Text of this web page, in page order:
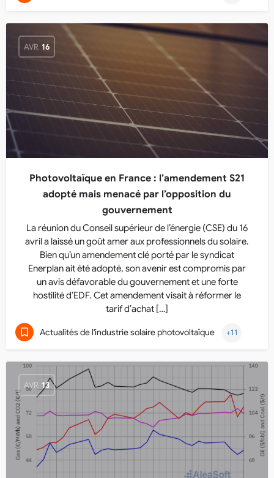
AVR 16
Photovoltaïque en France : l’amendement S21
adopté mais menacé par l’opposition du
gouvernement
La réunion du Conseil supérieur de l’énergie (CSE) du 16
avril a laissé un goût amer aux professionnels du solaire.
Bien qu’un amendement clé porté par le syndicat
Enerplan ait été adopté, son avenir est compromis par
un avis défavorable du gouvernement et une forte
hostilité d’EDF. Cet amendement visait à réformer le
tarif d’achat […]
Actualités de l'industrie solaire photovoltaïque +11
AVR 13